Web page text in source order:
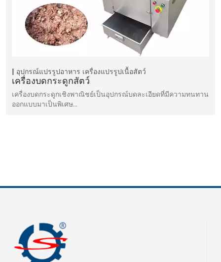
อุปกรณ์แปรรูปอาหาร เครื่องแปรรูปเนื้อสัตว์
เครื่องบดกระดูกสัตว์
เครื่องบดกระดูกเชิงพาณิชย์เป็นอุปกรณ์บดละเอียดที่มีความทนทาน
ออกแบบมาเป็นพิเศษ…